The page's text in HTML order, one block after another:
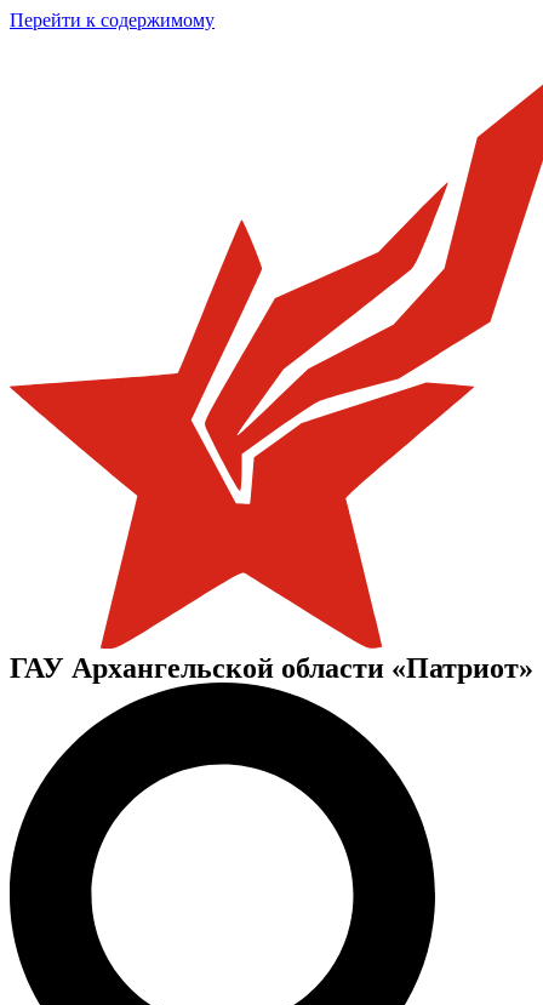
Перейти к содержимому
ГАУ Архангельской области «Патриот»